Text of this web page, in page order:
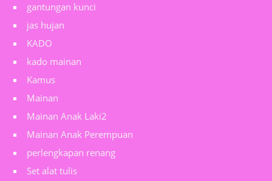
gantungan kunci
jas hujan
KADO
kado mainan
Kamus
Mainan
Mainan Anak Laki2
Mainan Anak Perempuan
perlengkapan renang
Set alat tulis